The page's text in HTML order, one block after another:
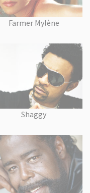
Farmer Mylène
Shaggy